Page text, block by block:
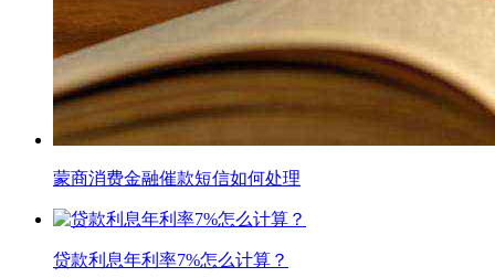
蒙商消费金融催款短信如何处理
贷款利息年利率7%怎么计算？